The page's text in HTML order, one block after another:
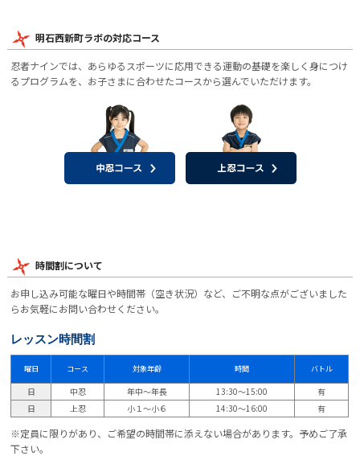
明石西新町ラボの対応コース
忍者ナインでは、あらゆるスポーツに応用できる運動の基礎を楽しく身につけ
るプログラムを、お子さまに合わせたコースから選んでいただけます。
時間割について
お申し込み可能な曜日や時間帯（空き状況）など、ご不明な点がございました
らお気軽にお問い合わせください。
レッスン時間割
曜日 コース 対象年齢 時間 バトル
日 中忍 年中～年長 13:30～15:00
有
日
上忍 小１～小６ 14:30～16:00 有
※定員に限りがあり、ご希望の時間帯に添えない場合があります。予めご了承
下さい。